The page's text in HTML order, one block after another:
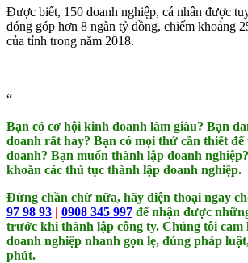
Được biết, 150 doanh nghiệp, cá nhân được
đóng góp hơn 8 ngàn tỷ đồng, chiếm khoảng
của tỉnh trong năm 2018.
Bạn có cơ hội kinh doanh làm giàu? Bạn
doanh rất hay? Bạn có mọi thứ cần thiết
doanh? Bạn muốn thành lập doanh
khoăn các thủ tục thành lập doanh nghiệp.
Đừng chần chừ nữa, hãy điện thoại ngay
97 98 93 | 0908 345 997 để nhận được
trước khi thành lập công ty. Chúng tôi cam
doanh nghiệp nhanh gọn lẹ, đúng pháp
phút.